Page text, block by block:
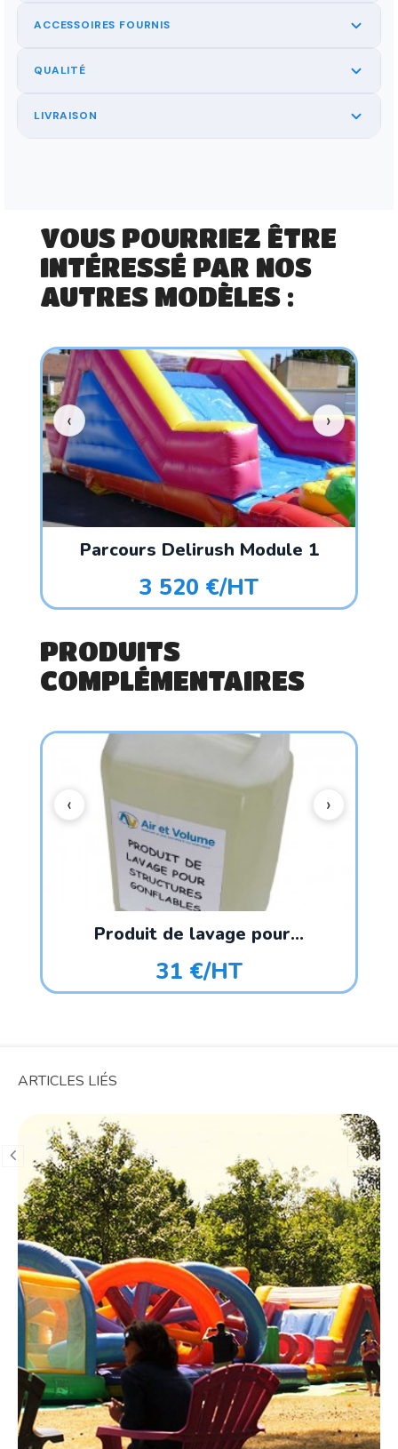
ACCESSOIRES FOURNIS
QUALITÉ
LIVRAISON
VOUS POURRIEZ ÊTRE
INTÉRESSÉ PAR NOS
AUTRES MODÈLES :
Parcours Delirush Module 1
3 520 €/HT
PRODUITS
COMPLÉMENTAIRES
Produit de lavage pour...
31 €/HT
ARTICLES LIÉS